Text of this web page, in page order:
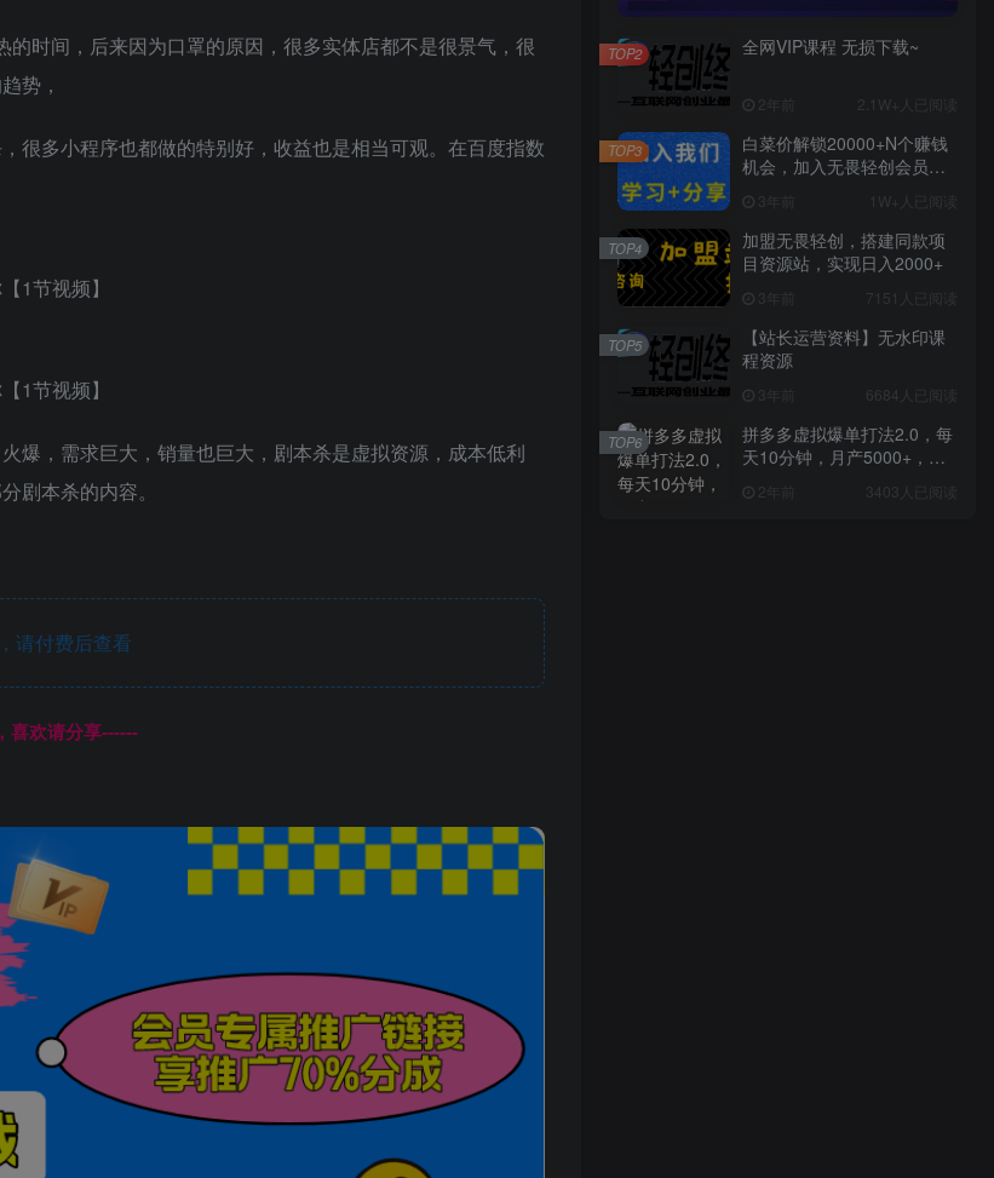
时间，后来因为口罩的原因，很多实体店都不是很景气，很
势，
很多小程序也都做的特别好，收益也是相当可观。在百度指数
爆，需求巨大，销量也巨大，剧本杀是虚拟资源，成本低利
剧本杀的内容。
请付费后查看
喜欢请分享------
全网VIP课程 无损下载~
2年前 2.1W+人已阅读
TOP2
白菜价解锁20000+N个赚钱
机会，加入无畏轻创会员，
3年前 1W+人已阅读
TOP3
加盟无畏轻创，搭建同款项
目资源站，实现日入2000+
3年前 7151人已阅读
TOP4
【站长运营资料】无水印课
程资源
3年前 6684人已阅读
TOP5
拼多多虚拟爆单打法2.0，每
天10分钟，月产5000+，从0
2年前 3403人已阅读
TOP6